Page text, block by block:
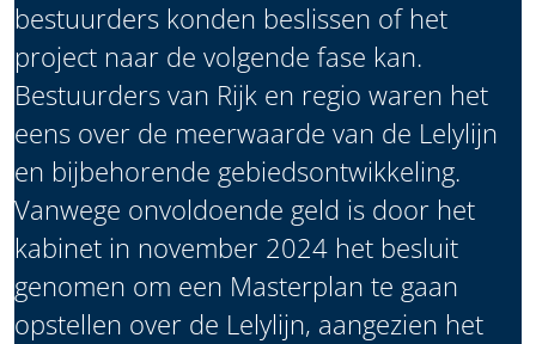
bestuurders konden beslissen of het
project naar de volgende fase kan.
Bestuurders van Rijk en regio waren het
eens over de meerwaarde van de Lelylijn
en bijbehorende gebiedsontwikkeling.
Vanwege onvoldoende geld is door het
kabinet in november 2024 het besluit
genomen om een Masterplan te gaan
opstellen over de Lelylijn, aangezien het